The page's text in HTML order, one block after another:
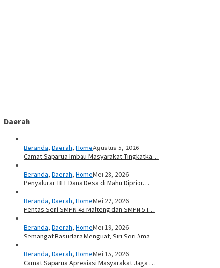
Daerah
Beranda, Daerah, HomeAgustus 5, 2026
Camat Saparua Imbau Masyarakat Tingkatka…
Beranda, Daerah, HomeMei 28, 2026
Penyaluran BLT Dana Desa di Mahu Diprior…
Beranda, Daerah, HomeMei 22, 2026
Pentas Seni SMPN 43 Malteng dan SMPN 5 I…
Beranda, Daerah, HomeMei 19, 2026
Semangat Basudara Menguat, Siri Sori Ama…
Beranda, Daerah, HomeMei 15, 2026
Camat Saparua Apresiasi Masyarakat Jaga …